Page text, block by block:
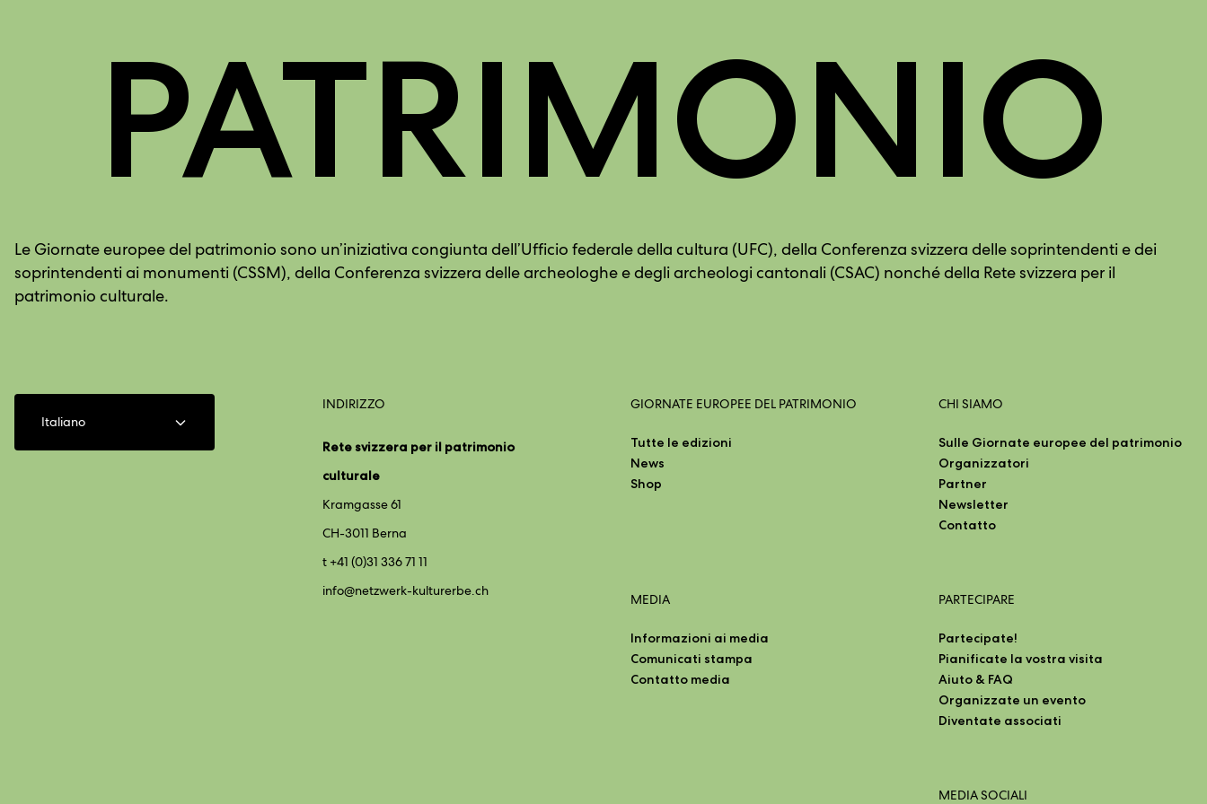
PATRIMONIO
Le Giornate europee del patrimonio sono un’iniziativa congiunta dell’Ufficio federale della cultura (UFC), della Conferenza svizzera delle soprintendenti e dei
soprintendenti ai monumenti (CSSM), della Conferenza svizzera delle archeologhe e degli archeologi cantonali (CSAC) nonché della Rete svizzera per il
patrimonio culturale.
Italiano
INDIRIZZO
Rete svizzera per il patrimonio
culturale
Kramgasse 61
CH-3011 Berna
t +41 (0)31 336 71 11
info@netzwerk-kulturerbe.ch
GIORNATE EUROPEE DEL PATRIMONIO
Tutte le edizioni
News
Shop
CHI SIAMO
Sulle Giornate europee del patrimonio
Organizzatori
Partner
Newsletter
Contatto
MEDIA
Informazioni ai media
Comunicati stampa
Contatto media
PARTECIPARE
Partecipate!
Pianificate la vostra visita
Aiuto & FAQ
Organizzate un evento
Diventate associati
MEDIA SOCIALI